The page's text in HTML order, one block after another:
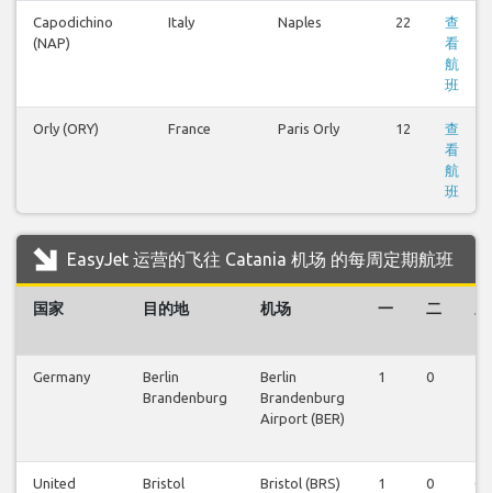
Capodichino
(NAP)
Italy Naples 22
查
看
航
班
Orly (ORY) France Paris Orly 12
查
看
航
班
EasyJet 运营的飞往 Catania 机场 的每周定期航班
国家 目的地 机场 一 二
Germany
Berlin
Brandenburg
Berlin
Brandenburg
Airport (BER)
1 0
United
Bristol Bristol (BRS) 1 0 0